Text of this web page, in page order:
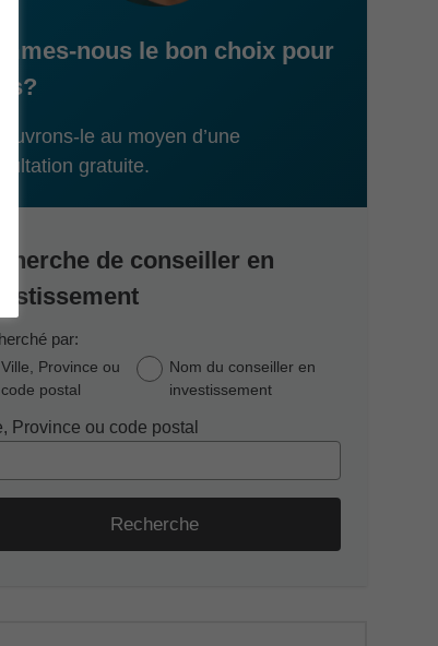
nous le bon choix pour
le au moyen d’une
gratuite.
de conseiller en
par:
Ville, Province ou
code postal
Nom du conseiller en
investissement
Province ou code postal
Recherche
in a new window